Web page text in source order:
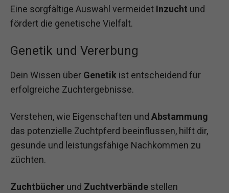
Eine sorgfältige Auswahl vermeidet Inzucht und
fördert die genetische Vielfalt.
Genetik und Vererbung
Dein Wissen über Genetik ist entscheidend für
erfolgreiche Zuchtergebnisse.
Verstehen, wie Eigenschaften und Abstammung
das potenzielle Zuchtpferd beeinflussen, hilft dir,
gesunde und leistungsfähige Nachkommen zu
züchten.
Zuchtbücher und Zuchtverbände stellen